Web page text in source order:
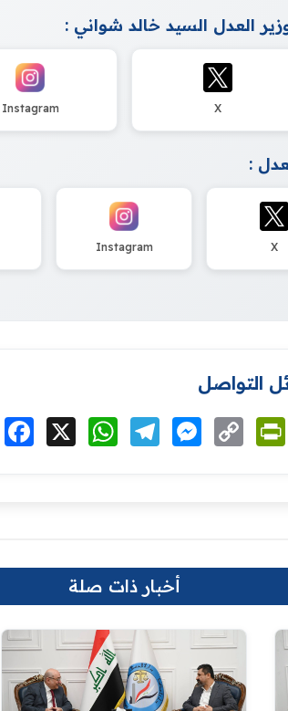
العدل السيد خالد شواني :
X
Instagram
:
X
Instagram
التواصل
انشر Facebook WhatsAppTelegramMessenger
Copy
Link
أخبار ذات صلة